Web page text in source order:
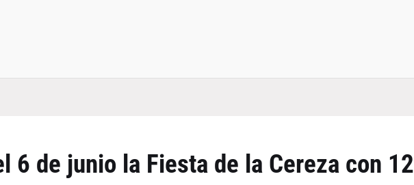
6 de junio la Fiesta de la Cereza con 12